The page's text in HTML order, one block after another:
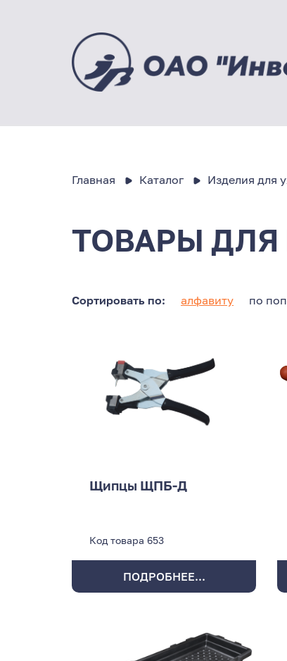
Главная Каталог Изделия для
ТОВАРЫ ДЛЯ
Сортировать по: алфавиту по
Щипцы ЩПБ-Д
Код товара 653
ПОДРОБНЕЕ...